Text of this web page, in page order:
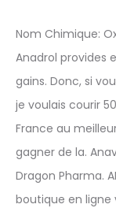
Nom Chimique:
Anadrol provides
gains. Donc, si
je voulais courir
France au
gagner de la.
Dragon Pharma.
boutique en ligne